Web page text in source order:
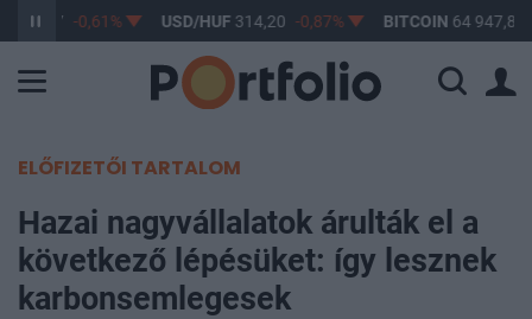
363,17 -0,61% USD/HUF 314,20 -0,87% BITCOIN 64 947,85
ELŐFIZETŐI TARTALOM
Hazai nagyvállalatok árulták el a
következő lépésüket: így lesznek
karbonsemlegesek